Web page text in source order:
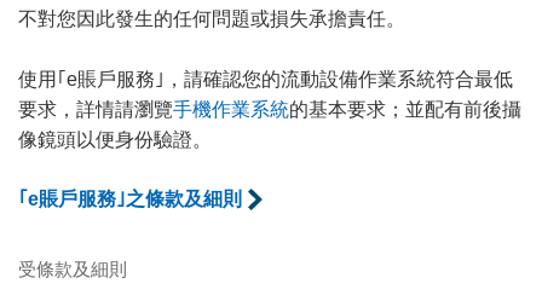
不對您因此發生的任何問題或損失承擔責任。
使用｢e賬戶服務｣，請確認您的流動設備作業系統符合最低
要求，詳情請瀏覽手機作業系統的基本要求；並配有前後攝
像鏡頭以便身份驗證。
｢e賬戶服務｣之條款及細則
受條款及細則